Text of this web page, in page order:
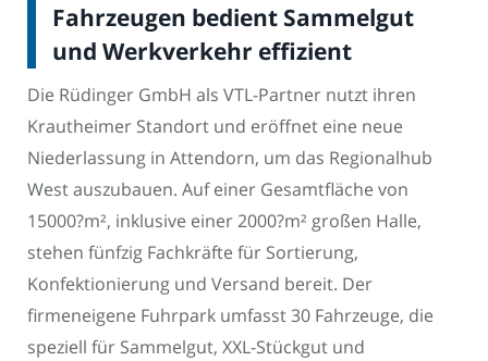
Fahrzeugen bedient Sammelgut
und Werkverkehr effizient
Die Rüdinger GmbH als VTL-Partner nutzt ihren
Krautheimer Standort und eröffnet eine neue
Niederlassung in Attendorn, um das Regionalhub
West auszubauen. Auf einer Gesamtfläche von
15000?m², inklusive einer 2000?m² großen Halle,
stehen fünfzig Fachkräfte für Sortierung,
Konfektionierung und Versand bereit. Der
firmeneigene Fuhrpark umfasst 30 Fahrzeuge, die
speziell für Sammelgut, XXL-Stückgut und